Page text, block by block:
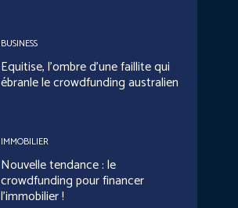
BUSINESS
Equitise, l’ombre d’une faillite qui
ébranle le crowdfunding australien
IMMOBILIER
Nouvelle tendance : le
crowdfunding pour financer
l’immobilier !